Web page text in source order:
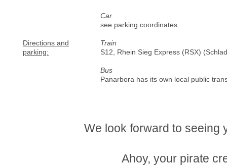
Directions and
parking:
Car
see parking coordinates
Train
S12, Rhein Sieg Express (RSX)
Bus
Panarbora has its own local public
We look forward to seeing
Ahoy, your pirate